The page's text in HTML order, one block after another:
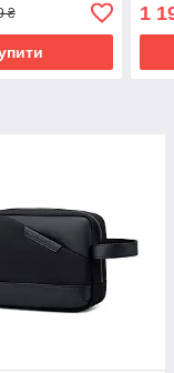
вологи
₴ 1